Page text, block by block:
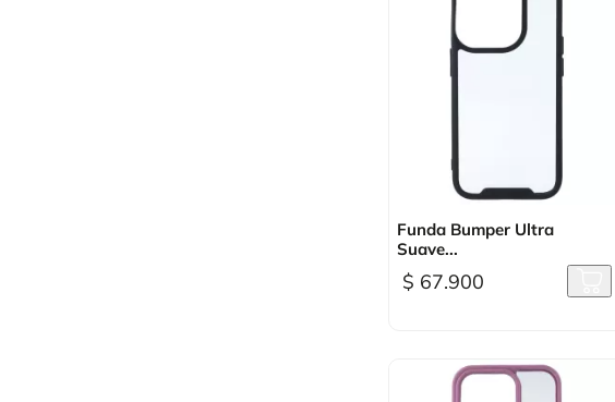
Vista rápida
Funda Bumper Ultra
Suave...
$ 67.900